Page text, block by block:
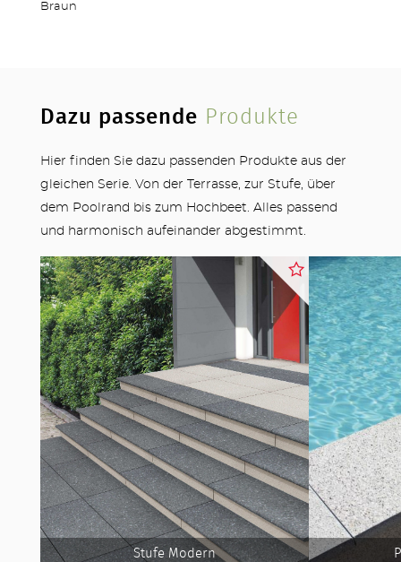
Braun
Dazu passende Produkte
Hier finden Sie dazu passenden Produkte aus der
gleichen Serie. Von der Terrasse, zur Stufe, über
dem Poolrand bis zum Hochbeet. Alles passend
und harmonisch aufeinander abgestimmt.
Stufe Modern